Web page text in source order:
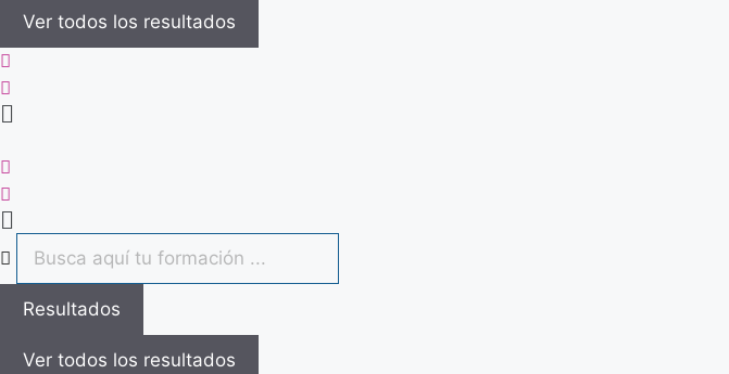
Ver todos los resultados
Flyout
Menu
Flyout
Menu
Search
Resultados
Ver todos los resultados